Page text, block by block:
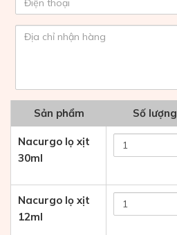
Sản phẩm
Nacurgo lọ xịt
30ml
Nacurgo lọ xịt
12ml
Số lượng